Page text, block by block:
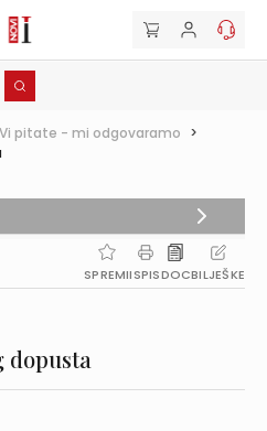
Vi pitate - mi odgovaramo >
SPREMIISPISDOCBILJEŠKE
dopusta